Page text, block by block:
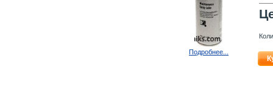
Подробнее...